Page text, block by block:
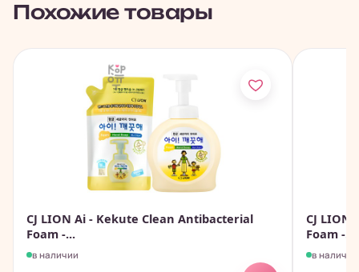
Похожие товары
CJ LION Ai - Kekute Clean Antibacterial
Foam -...
в наличии
CJ
Foam -...
в наличии